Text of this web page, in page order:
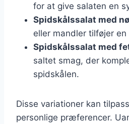
for at give salaten en
Spidskålssalat med
eller mandler tilføjer
Spidskålssalat med
saltet smag, der
spidskålen.
Disse variationer kan
personlige præferencer.